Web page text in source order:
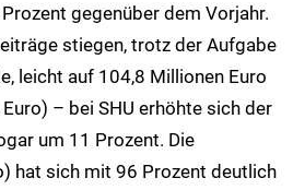
gegenüber dem Vorjahr.
stiegen, trotz der Aufgabe
leicht auf 104,8 Millionen Euro
– bei SHU erhöhte sich der
um 11 Prozent. Die
hat sich mit 96 Prozent deutlich